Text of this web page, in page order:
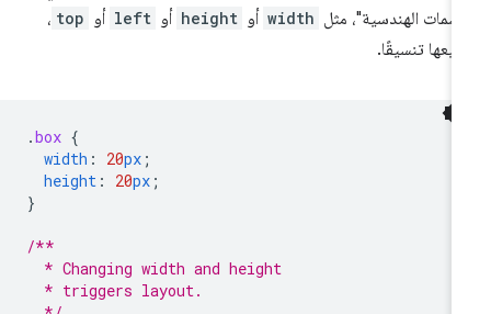
الهندسية"، مثل width أو height أو left أو top ،
تنسيقًا.
. box
width: 20
height: 20
/**
  * Changing width and height
  * triggers layout.